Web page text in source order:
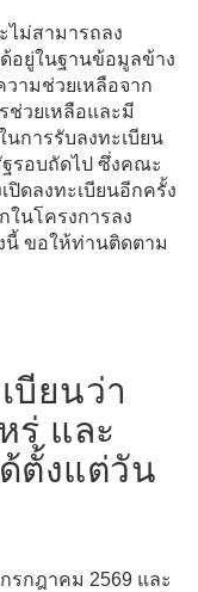
ไม่สามารถลง
อยู่ในฐานข้อมูลข้าง
ามช่วยเหลือจาก
ช่วยเหลือและมี
นการรับลงทะเบียน
ฐรอบถัดไป ซึ่งคณะ
ปิดลงทะเบียนอีกครั้ง
ในโครงการลง
นี้ ขอให้ท่านติดตาม
บียนว่า
ร่ และ
ตั้งแต่วัน
กฎาคม 2569 และ